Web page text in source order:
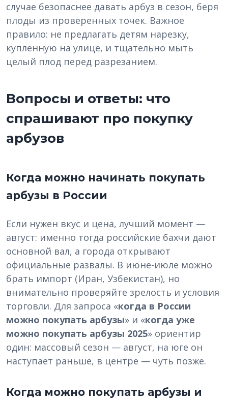
случае безопаснее давать арбуз в сезон, беря
плоды из проверенных точек. Важное
правило: не предлагать детям нарезку,
купленную на улице, и тщательно мыть
целый плод перед разрезанием.
Вопросы и ответы: что
спрашивают про покупку
арбузов
Когда можно начинать покупать
арбузы в России
Если нужен вкус и цена, лучший момент —
август: именно тогда российские бахчи дают
основной вал, а города открывают
официальные развалы. В июне-июле можно
брать импорт (Иран, Узбекистан), но
внимательно проверяйте зрелость и условия
торговли. Для запроса «когда в России
можно покупать арбузы» и «когда уже
можно покупать арбузы 2025» ориентир
один: массовый сезон — август, на юге он
наступает раньше, в центре — чуть позже.
Когда можно покупать арбузы и